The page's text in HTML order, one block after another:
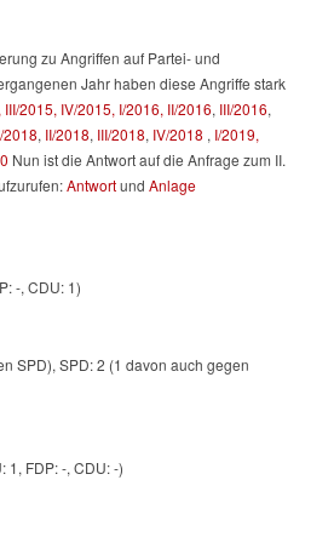
zu Angriffen auf Partei- und
Jahr haben diese Angriffe stark
III/2015, IV/2015, I/2016, II/2016, III/2016,
2018, II/2018, III/2018, IV/2018 , I/2019,
Nun ist die Antwort auf die Anfrage zum II.
Antwortund Anlage
-, CDU: 1)
SPD), SPD: 2 (1 davon auch gegen
1, FDP: -, CDU: -)